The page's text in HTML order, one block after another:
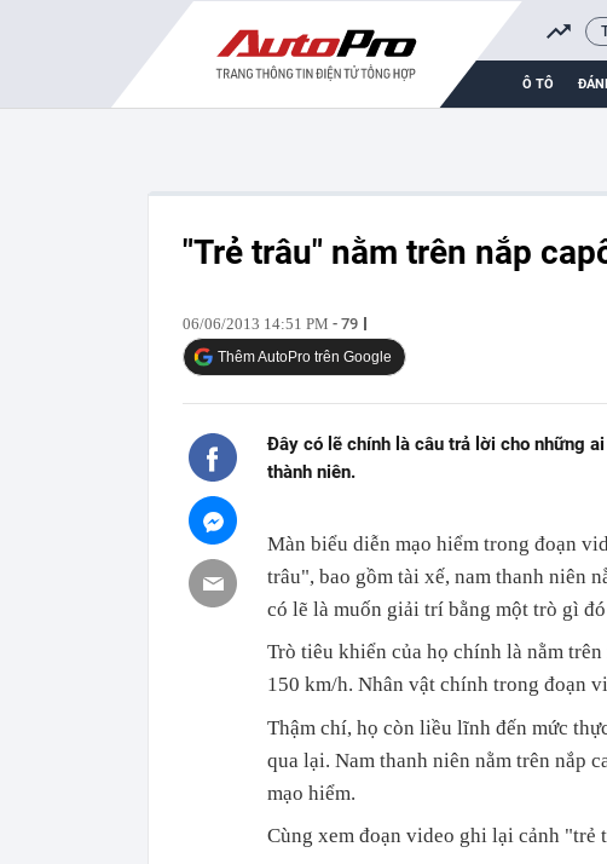
Ô TÔ
"Trẻ trâu" nằm trên nắp
06/06/2013 14:51 PM - 79
Thêm AutoPro trên Google
Đây có lẽ chính là câu trả lời cho những
thành niên.
Màn biểu diễn mạo hiểm trong đoạn
trâu", bao gồm tài xế, nam thanh niên
có lẽ là muốn giải trí bằng một trò gì
Trò tiêu khiển của họ chính là nằm
150 km/h. Nhân vật chính trong đoạn
Thậm chí, họ còn liều lĩnh đến mức
qua lại. Nam thanh niên nằm trên nắp
mạo hiểm.
Cùng xem đoạn video ghi lại cảnh "trẻ